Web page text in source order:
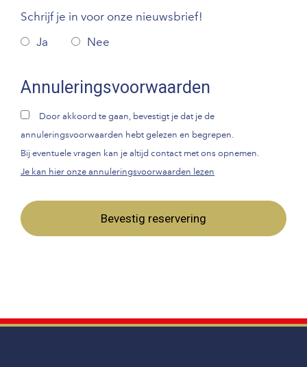
Schrijf je in voor onze nieuwsbrief!
Ja
Nee
Annuleringsvoorwaarden
Door akkoord te gaan, bevestigt je dat je de
annuleringsvoorwaarden hebt gelezen en begrepen.
Bij eventuele vragen kan je altijd contact met ons opnemen.
Je kan hier onze annuleringsvoorwaarden lezen
Bevestig reservering